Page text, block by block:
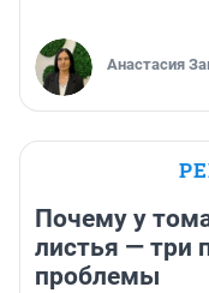
Анастасия
Почему у
листья — три
проблемы